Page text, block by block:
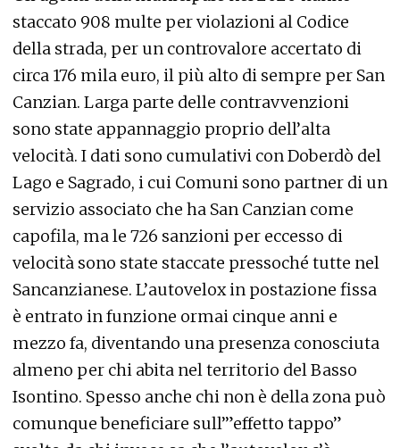
staccato 908 multe per violazioni al Codice
della strada, per un controvalore accertato di
circa 176 mila euro, il più alto di sempre per San
Canzian. Larga parte delle contravvenzioni
sono state appannaggio proprio dell’alta
velocità. I dati sono cumulativi con Doberdò del
Lago e Sagrado, i cui Comuni sono partner di un
servizio associato che ha San Canzian come
capofila, ma le 726 sanzioni per eccesso di
velocità sono state staccate pressoché tutte nel
Sancanzianese. L’autovelox in postazione fissa
è entrato in funzione ormai cinque anni e
mezzo fa, diventando una presenza conosciuta
almeno per chi abita nel territorio del Basso
Isontino. Spesso anche chi non è della zona può
comunque beneficiare sull’”effetto tappo”